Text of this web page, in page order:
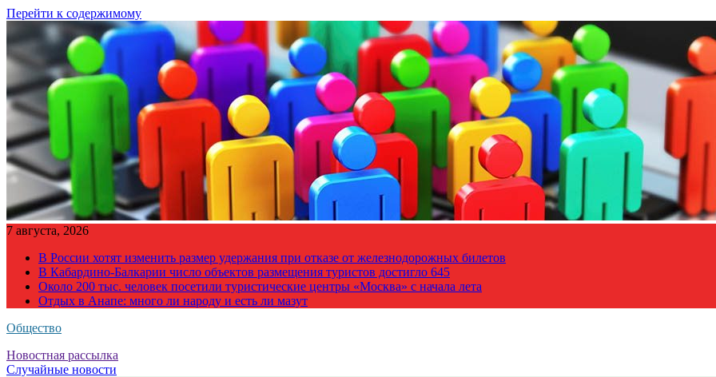
Перейти к содержимому
7 августа, 2026
В России хотят изменить размер удержания при отказе от железнодорожных билетов
В Кабардино-Балкарии число объектов размещения туристов достигло 645
Около 200 тыс. человек посетили туристические центры «Москва» с начала лета
Отдых в Анапе: много ли народу и есть ли мазут
Общество
Новостная рассылка
Случайные новости